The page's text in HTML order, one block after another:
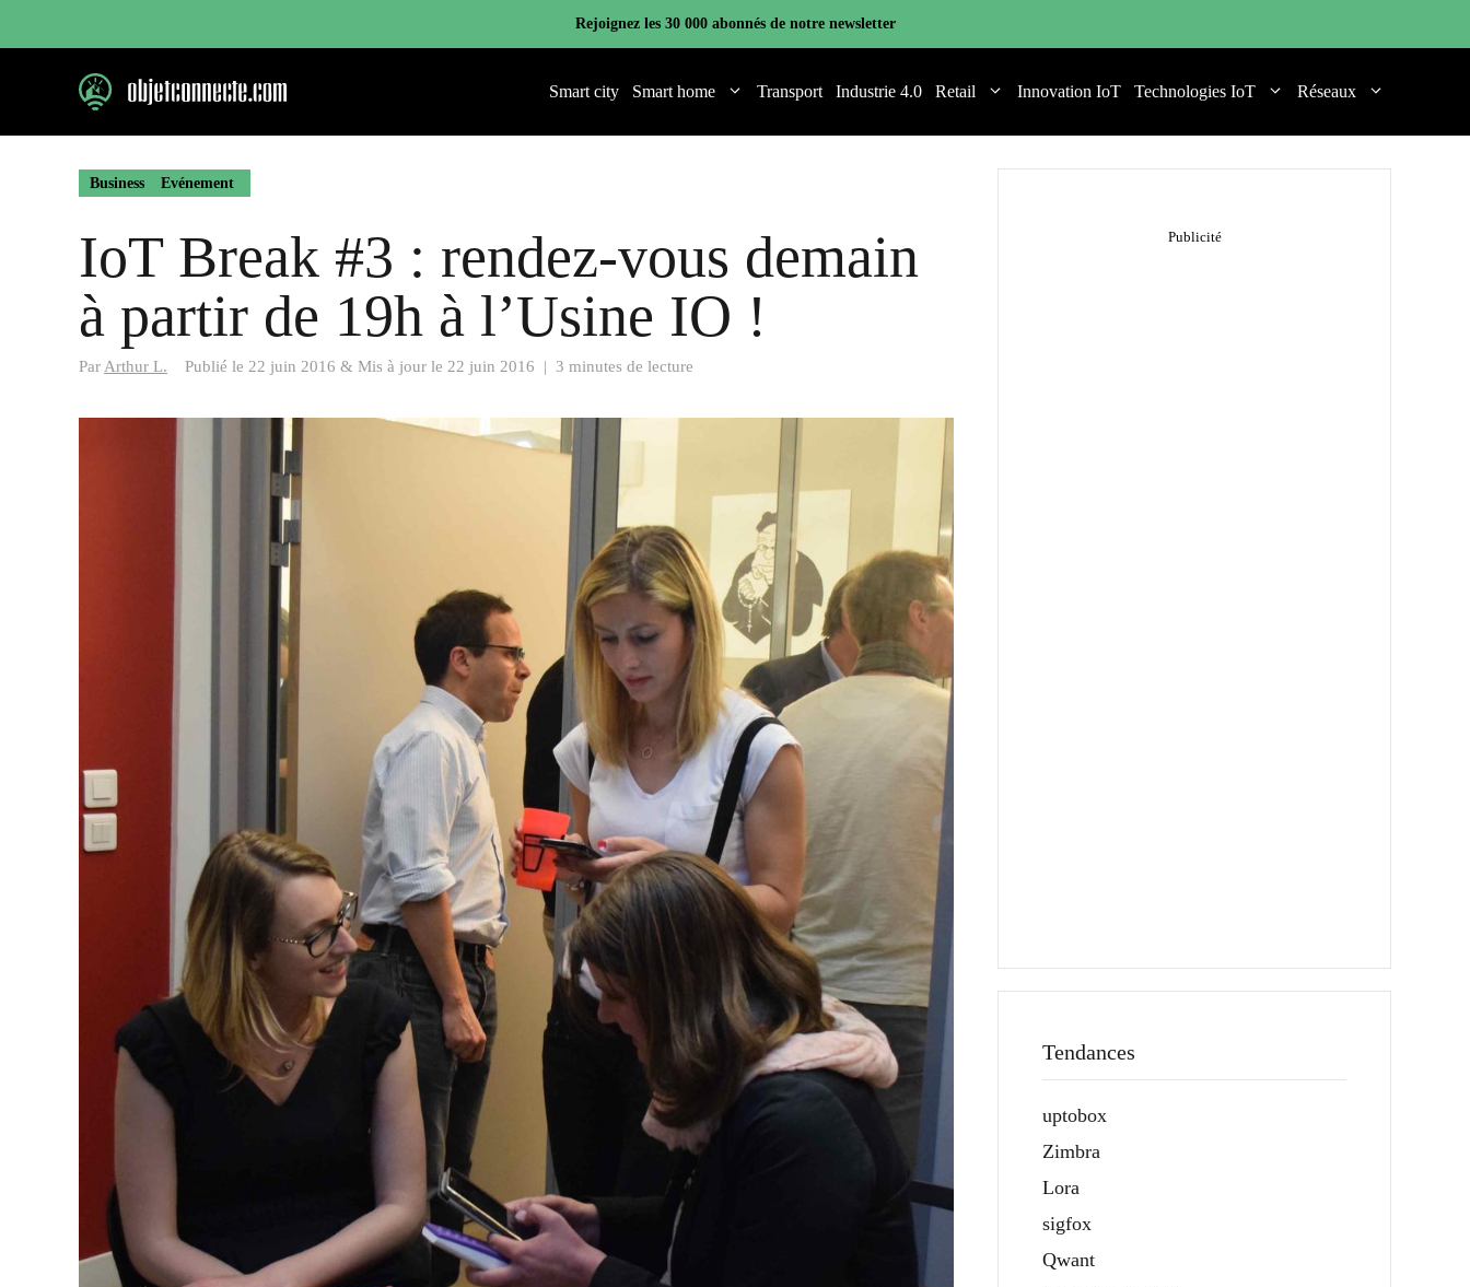
Rejoignez les 30 000 abonnés de notre newsletter
Smart city Smart home Transport Industrie 4.0 Retail Innovation IoT Technologies IoT Réseaux
Business Evénement
IoT Break #3 : rendez-vous demain
à partir de 19h à l’Usine IO !
Par Arthur L. Publié le 22 juin 2016 & Mis à jour le 22 juin 2016 | 3 minutes de lecture
Tendances
uptobox
Zimbra
Lora
sigfox
Qwant